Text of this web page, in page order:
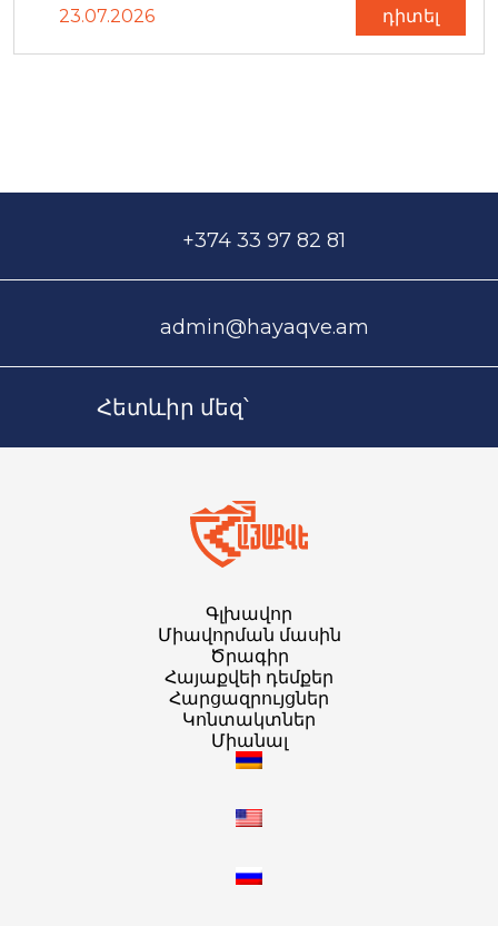
23.07.2026 դիտել
+374 33 97 82 81
admin@hayaqve.am
Հետևիր մեզ՝
Գլխավոր
Միավորման մասին
Ծրագիր
Հայաքվեի դեմքեր
Հարցազրույցներ
Կոնտակտներ
Միանալ